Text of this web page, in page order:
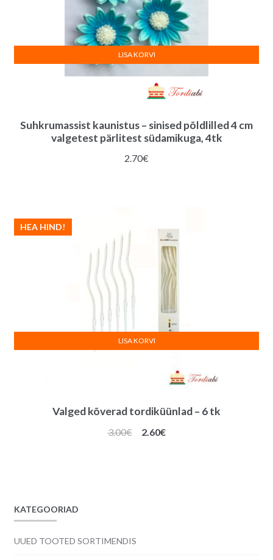
Suhkrumassist kaunistus – sinised põldlilled 4 cm
valgetest pärlitest südamikuga, 4tk
2.70€
LISA KORVI
Valged kõverad tordiküünlad – 6 tk
HEA HIND!
3.00€
Algne
2.60€Praegune
LISA KORVI
KATEGOORIAD
UUED TOOTED SORTIMENDIS